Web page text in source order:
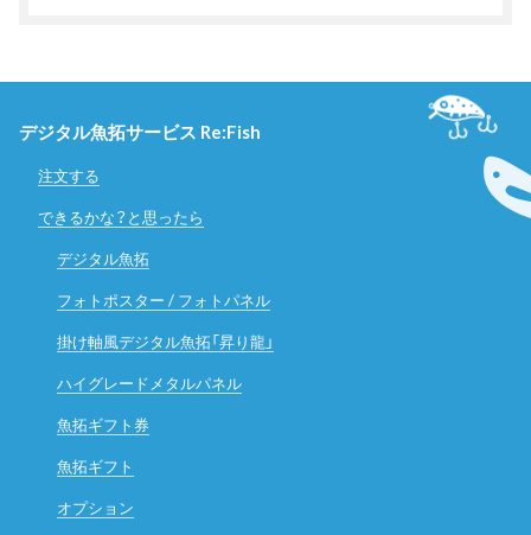
デジタル魚拓サービス Re:Fish
注文する
できるかな？と思ったら
デジタル魚拓
フォトポスター / フォトパネル
掛け軸風デジタル魚拓「昇り龍」
ハイグレードメタルパネル
魚拓ギフト券
魚拓ギフト
オプション